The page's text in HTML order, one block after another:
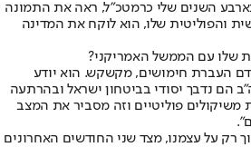
השנים שלי כרמטכ"ל, ראה את התמונה
והפוליטית שלו, הוא לוקח את המדינה
שלו עם הממשל האמריקני?
העברת חימושים, מקשקש. הוא יודע
הם נדבך יסודי בביטחון ישראל ובהרתעה
פוליטיים וזה מסביר את המצב
רק על עצמנו, מצד שני החודשים האחרונים